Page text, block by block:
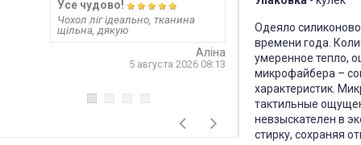
Усе чудово!
Чохол ліг ідеально, тканина
щільна, дякую
Аліна
5 августа 2026 08:13
Запитання
лише 20 см
варіант? Чи не
матеріал
користуванні??!
відповідь
4
Одеяло
времени года.
умеренное тепло,
микрофайбера –
характеристик.
тактильные
невзыскателен в
стирку, сохраняя